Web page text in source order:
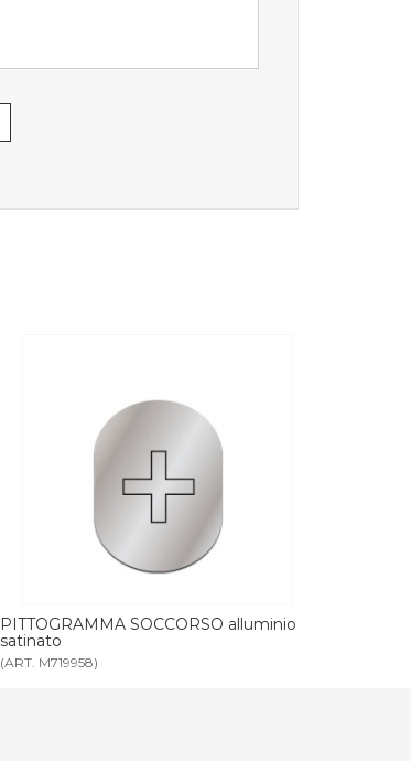
ARMADIO MEDICINALI
(ART. 0686)